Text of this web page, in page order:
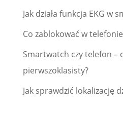
Jak działa funkcja EKG w
Co zablokować w
Smartwatch czy telefon –
pierwszoklasisty?
Jak sprawdzić lokalizację